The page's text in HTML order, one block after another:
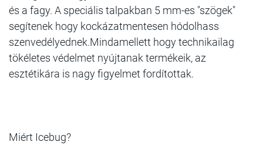
és a fagy. A speciális talpakban 5 mm-es "szögek"
segítenek hogy kockázatmentesen hódolhass
szenvedélyednek.Mindamellett hogy technikailag
tökéletes védelmet nyújtanak termékeik, az
esztétikára is nagy figyelmet fordítottak.
Miért Icebug?